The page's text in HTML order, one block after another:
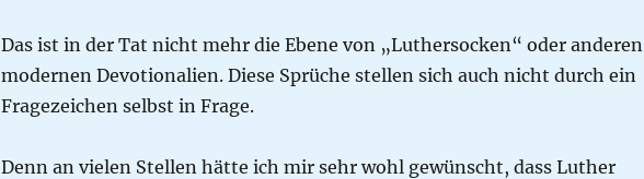
Das ist in der Tat nicht mehr die Ebene von „Luthersocken“ oder anderen
modernen Devotionalien. Diese Sprüche stellen sich auch nicht durch ein
Fragezeichen selbst in Frage.
Denn an vielen Stellen hätte ich mir sehr wohl gewünscht, dass Luther